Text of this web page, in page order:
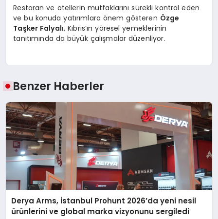
Restoran ve otellerin mutfaklarını sürekli kontrol eden
ve bu konuda yatırımlara önem gösteren Özge
Taşker Falyalı, Kıbrıs’ın yöresel yemeklerinin
tanıtımında da büyük çalışmalar düzenliyor.
Benzer Haberler
Derya Arms, İstanbul Prohunt 2026’da yeni nesil
ürünlerini ve global marka vizyonunu sergiledi